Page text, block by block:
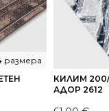
размера
КИЛИМ
АДОР 2612